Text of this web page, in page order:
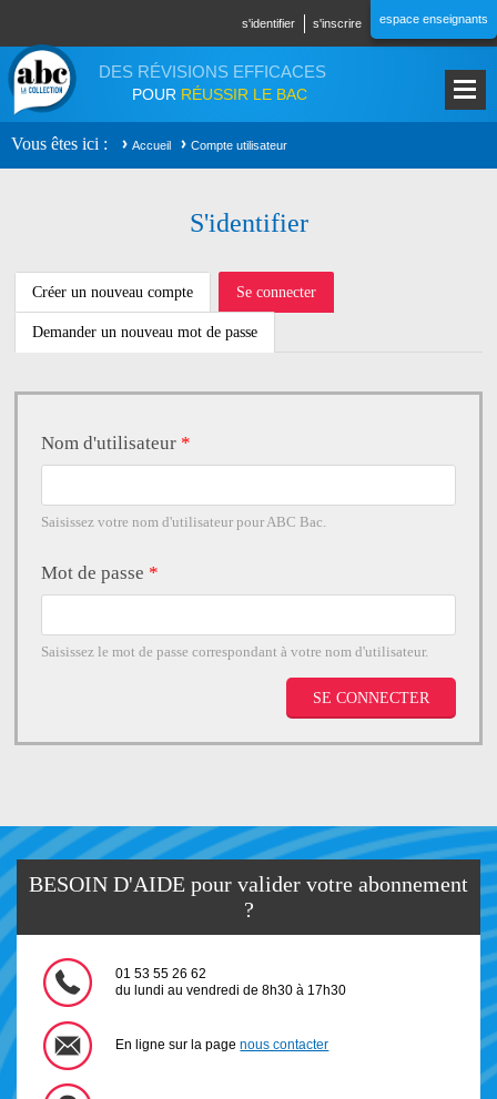
s'identifier s'inscrire espace enseignants
DES RÉVISIONS EFFICACES
POUR RÉUSSIR LE BAC
Vous êtes ici Accueil Compte utilisateur
S'identifier
Créer un nouveau compte Se connecter
actif)
Demander un nouveau mot de passe
Nom d'utilisateur *
Saisissez votre nom d'utilisateur pour ABC Bac.
Mot de passe *
Saisissez le mot de passe correspondant à votre nom d'utilisateur.
BESOIN D'AIDE pour valider votre abonnement
?
01 53 55 26 62
du lundi au vendredi de 8h30 à 17h30
En ligne sur la pagenous contacter